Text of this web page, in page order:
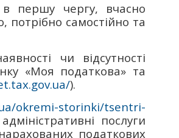
першу чергу, вчасно
потрібно самостійно та
чи відсутності
«Моя податкова» та
).
okremi-storinki/tsentri-
послуги
податкових